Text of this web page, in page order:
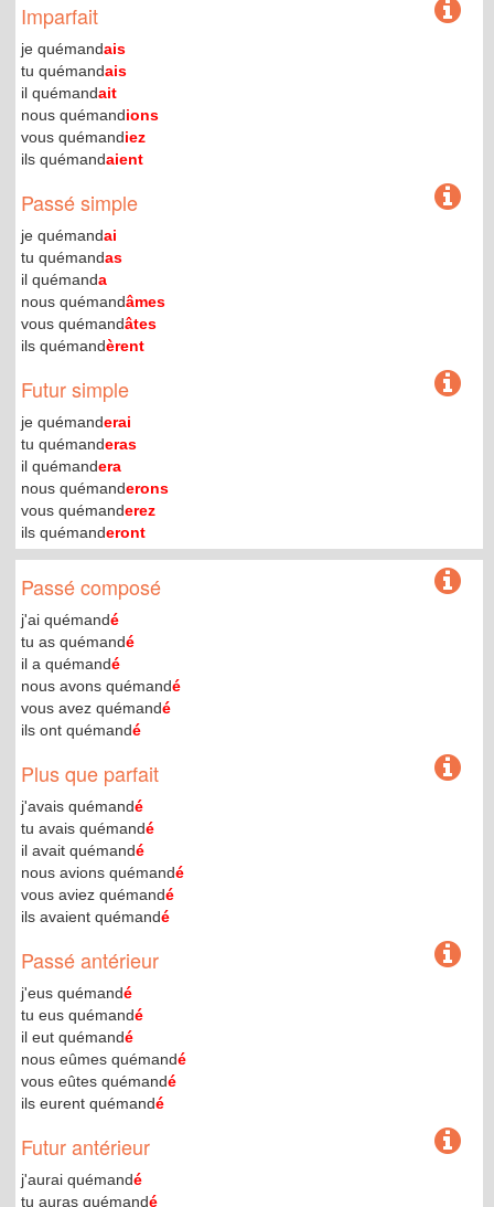
Imparfait
je quémandais
tu quémandais
il quémandait
nous quémandions
vous quémandiez
ils quémandaient
Passé simple
je quémandai
tu quémandas
il quémanda
nous quémandâmes
vous quémandâtes
ils quémandèrent
Futur simple
je quémanderai
tu quémanderas
il quémandera
nous quémanderons
vous quémanderez
ils quémanderont
Passé composé
j'ai quémandé
tu as quémandé
il a quémandé
nous avons quémandé
vous avez quémandé
ils ont quémandé
Plus que parfait
j'avais quémandé
tu avais quémandé
il avait quémandé
nous avions quémandé
vous aviez quémandé
ils avaient quémandé
Passé antérieur
j'eus quémandé
tu eus quémandé
il eut quémandé
nous eûmes quémandé
vous eûtes quémandé
ils eurent quémandé
Futur antérieur
j'aurai quémandé
tu auras quémandé